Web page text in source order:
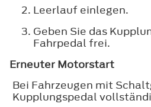
Leerlauf einlegen.
Geben Sie das
Fahrpedal frei.
Erneuter Motorstart
Bei Fahrzeugen mit
Kupplungspedal